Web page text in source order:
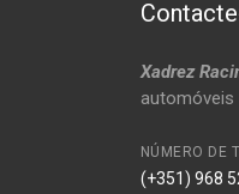
Xadrez
automóveis
NÚMERO DE
(+351) 968